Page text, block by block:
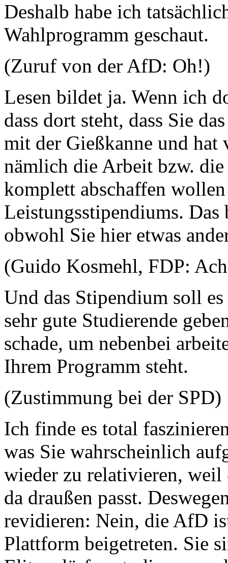
Deshalb habe ich
Wahlprogramm geschaut.
(Zuruf von der AfD: Oh!)
Lesen bildet ja. Wenn ich
dass dort steht, dass Sie
mit der Gießkanne und
nämlich die Arbeit bzw.
komplett abschaffen
Leistungsstipendiums.
obwohl Sie hier etwas
(Guido Kosmehl, FDP:
Und das Stipendium soll
sehr gute Studierende
schade, um nebenbei
Ihrem Programm steht.
(Zustimmung bei der SPD)
Ich finde es total
was Sie wahrscheinlich
wieder zu relativieren, weil
da draußen passt.
revidieren: Nein, die AfD
Plattform beigetreten. Sie